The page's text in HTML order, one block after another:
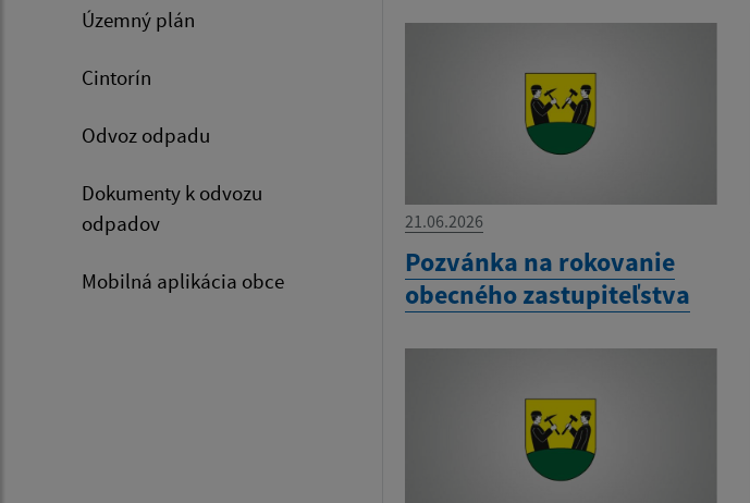
Územný plán
Cintorín
Odvoz odpadu
Dokumenty k odvozu
odpadov
Mobilná aplikácia obce
21.06.2026
Pozvánka na rokovanie
obecného zastupiteľstva